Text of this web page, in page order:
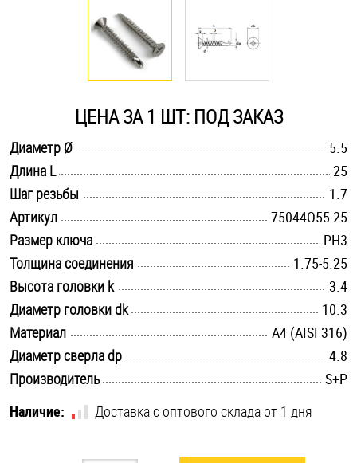
Саморезы и шурупы
Такелаж
Хомуты
Шайбы
Шпильки
Шплинты
Штифты и пальцы
ЦЕНА ЗА 1 ШТ: ПОД ЗАКАЗ
Диаметр Ø
5.5
Длина L
25
Шаг резьбы
1.7
Артикул
75044O55 25
Размер ключа
PH3
Толщина соединения
1.75-5.25
Высота головки k
3.4
Диаметр головки dk
10.3
Материал
A4 (AISI 316)
Диаметр сверла dp
4.8
Производитель
S+P
Наличие:
Доставка с оптового склада от 1 дня